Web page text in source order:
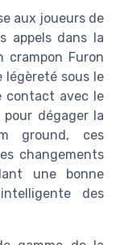
aux joueurs de
appels dans la
crampon Furon
légèreté sous le
contact avec le
dégager la
ground, ces
changements
une bonne
des